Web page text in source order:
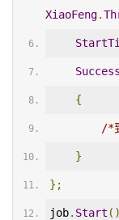
XiaoFeng.
{
/*
}
};
job. Start